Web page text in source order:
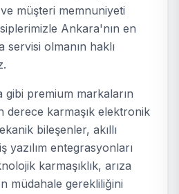
ve müşteri memnuniyeti
Ankara'nın en
olmanın haklı
premium markaların
derece karmaşık elektronik
bileşenler, akıllı
yazılım entegrasyonları
karmaşıklık, arıza
müdahale gerekliliğini